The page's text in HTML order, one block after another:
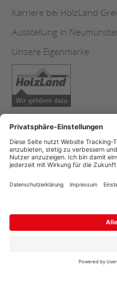
Karriere bei HolzLand
Ausstellung in
Unsere Eigenmarke